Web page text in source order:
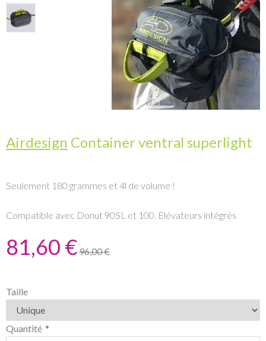
Airdesign Container ventral superlight
Seulement 180 grammes et 4l de volume !
Compatible avec Donut 90SL et 100. Elévateurs intégrés
81,60 €96,00 €
Taille
Quantité